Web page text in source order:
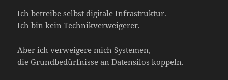
Ich betreibe selbst digitale Infrastruktur.
Ich bin kein Technikverweigerer.
Aber ich verweigere mich Systemen,
die Grundbedürfnisse an Datensilos koppeln.